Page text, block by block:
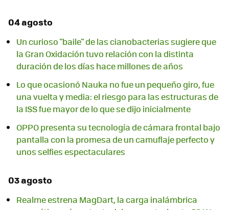
04 agosto
Un curioso "baile" de las cianobacterias sugiere que
la Gran Oxidación tuvo relación con la distinta
duración de los días hace millones de años
Lo que ocasionó Nauka no fue un pequeño giro, fue
una vuelta y media: el riesgo para las estructuras de
la ISS fue mayor de lo que se dijo inicialmente
OPPO presenta su tecnología de cámara frontal bajo
pantalla con la promesa de un camuflaje perfecto y
unos selfies espectaculares
03 agosto
Realme estrena MagDart, la carga inalámbrica